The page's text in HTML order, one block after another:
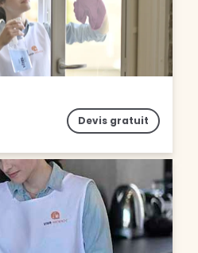
Devis gratuit